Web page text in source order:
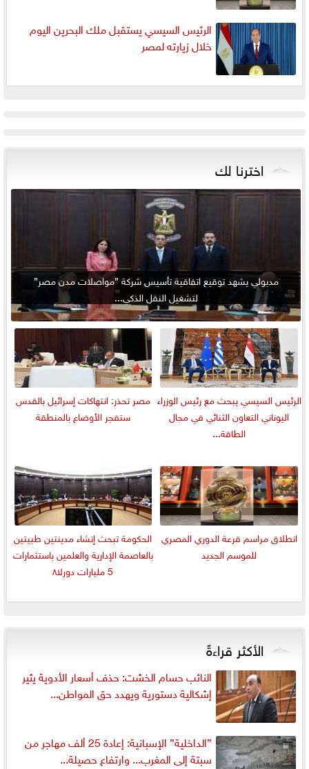
الرئيس السيسي يستقبل ملك البحرين اليوم
خلال زيارته لمصر
اخترنا لك
مدبولي يشهد توقيع اتفاقية تأسيس شركة ”مواصلات مدن مصر”
لتشغيل النقل الذكي...
الرئيس السيسي يبحث مع رئيس الوزراء
اليوناني التعاون الثنائي في مجال
الطاقة...
مصر تحذر: انتهاكات إسرائيل بالقدس
ستفجر الأوضاع بالمنطقة
انطلاق مراسم قرعة الدوري المصري
للموسم الجديد
الحكومة تبحث إنشاء مدينتين طبيتين
بالعاصمة الإدارية والعلمين باستثمارات
5 مليارات دورلا٨
الأكثر قراءةً
النائب حسام الخشت: حذف أسعار الأدوية يثير
إشكالية دستورية ويهدد حق المواطن...
”الداخلية” الإسبانية: إعادة 25 ألف مهاجر من
سبتة إلى المغرب... وارتفاع حصيلة...